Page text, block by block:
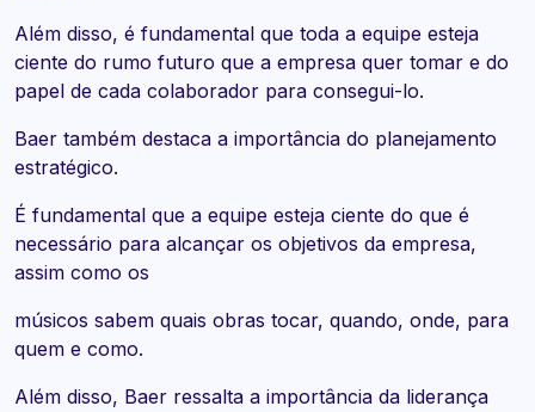
Além disso, é fundamental que toda a equipe esteja
ciente do rumo futuro que a empresa quer tomar e do
papel de cada colaborador para consegui-lo.
Baer também destaca a importância do planejamento
estratégico.
É fundamental que a equipe esteja ciente do que é
necessário para alcançar os objetivos da empresa,
assim como os
músicos sabem quais obras tocar, quando, onde, para
quem e como.
Além disso, Baer ressalta a importância da liderança